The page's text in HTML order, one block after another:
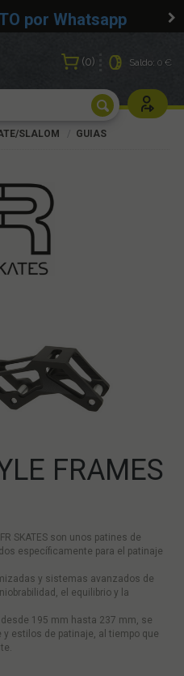
por Whatsapp
0 Saldo:0 €
Usuarios
SLALOM GUIAS
FRAMES
SKATES son unos patines de
específicamente para el patinaje
y sistemas avanzados de
el equilibrio y la
195 mm hasta 237 mm, se
estilos de patinaje, al tiempo que